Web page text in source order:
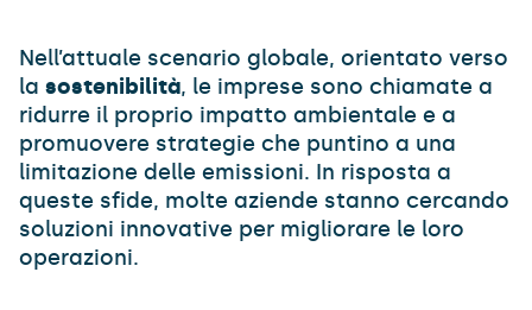
Nell’attuale scenario globale, orientato verso
la sostenibilità, le imprese sono chiamate a
ridurre il proprio impatto ambientale e a
promuovere strategie che puntino a una
limitazione delle emissioni. In risposta a
queste sfide, molte aziende stanno cercando
soluzioni innovative per migliorare le loro
operazioni.